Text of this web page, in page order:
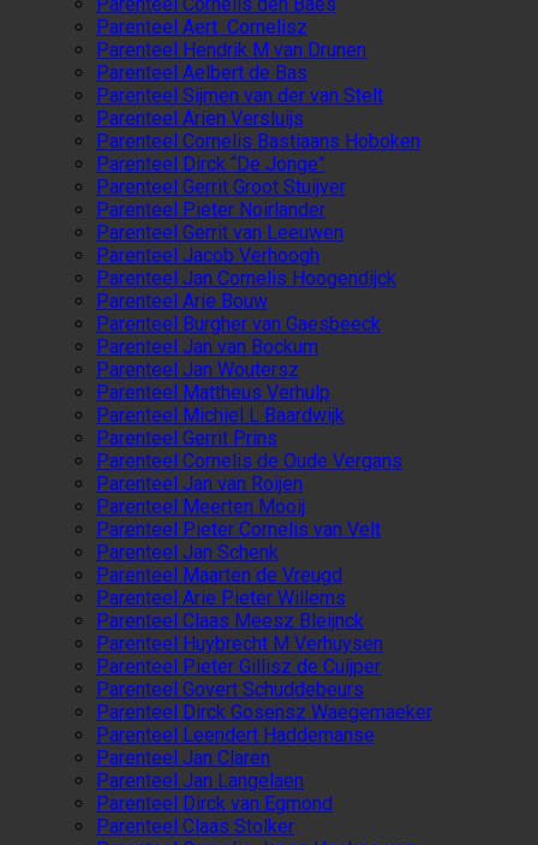
Parenteel Aert Cornelisz
Parenteel Hendrik M van Drunen
Parenteel Aelbert de Bas
Parenteel Sijmen van der van Stelt
Parenteel Arien Versluijs
Parenteel Cornelis Bastiaans Hoboken
Parenteel Dirck “De Jonge”
Parenteel Gerrit Groot Stuijver
Parenteel Pieter Noirlander
Parenteel Gerrit van Leeuwen
Parenteel Jacob Verhoogh
Parenteel Jan Cornelis Hoogendijck
Parenteel Arie Bouw
Parenteel Burgher van Gaesbeeck
Parenteel Jan van Bockum
Parenteel Jan Woutersz
Parenteel Mattheus Verhulp
Parenteel Michiel L Baardwijk
Parenteel Gerrit Prins
Parenteel Cornelis de Oude Vergans
Parenteel Jan van Roijen
Parenteel Meerten Mooij
Parenteel Pieter Cornelis van Velt
Parenteel Jan Schenk
Parenteel Maarten de Vreugd
Parenteel Arie Pieter Willems
Parenteel Claas Meesz Bleijnck
Parenteel Huybrecht M Verhuysen
Parenteel Pieter Gillisz de Cuijper
Parenteel Govert Schuddebeurs
Parenteel Dirck Gosensz Waegemaeker
Parenteel Leendert Haddemanse
Parenteel Jan Claren
Parenteel Jan Langelaen
Parenteel Dirck van Egmond
Parenteel Claas Stolker